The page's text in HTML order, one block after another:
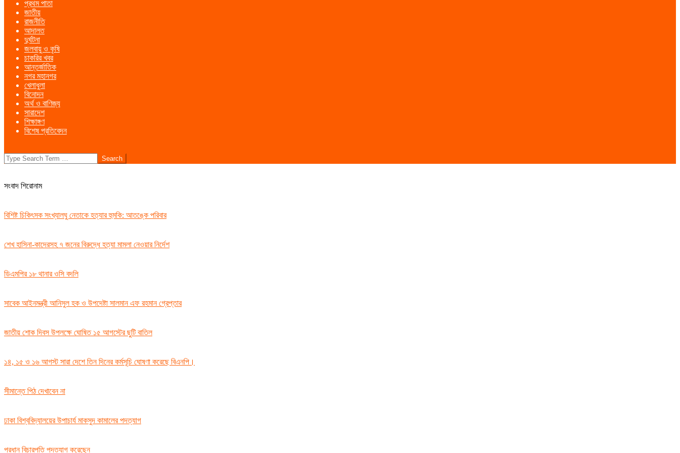
Menu
প্রথম পাতা
জাতীয়
রাজনীতি
আদালত
দুর্ঘটনা
জলবায়ু ও কৃষি
চাকরির খবর
আন্তর্জাতিক
নগর মহানগর
খেলাধুলা
বিনোদন
অর্থ ও বাণিজ্য
সারাদেশ
শিক্ষাঙ্গণ
বিশেষ প্রতিবেদন
Search
সংবাদ শিরোনাম
বিশিষ্ট চিকিৎসক সংখ্যালঘু নেতাকে হত্যার হুমকি: আতঙ্কে পরিবার
শেখ হাসিনা-কাদেরসহ ৭ জনের বিরুদ্ধে হত্যা মামলা নেওয়ার নির্দেশ
ডিএমপির ১৮ থানার ওসি বদলি
সাবেক আইনমন্ত্রী আনিসুল হক ও উপদেষ্টা সালমান এফ রহমান গ্রেপ্তার
জাতীয় শোক দিবস উপলক্ষে ঘোষিত ১৫ আগস্টের ছুটি বাতিল
১৪, ১৫ ও ১৬ আগস্ট সারা দেশে তিন দিনের কর্মসূচি ঘোষণা করেছে বিএনপি।
সীমান্তে পিঠ দেখাবেন না
ঢাকা বিশ্ববিদ্যালয়ের উপাচার্য মাকসুদ কামালের পদত্যাগ
প্রধান বিচারপতি পদত্যাগ করেছেন